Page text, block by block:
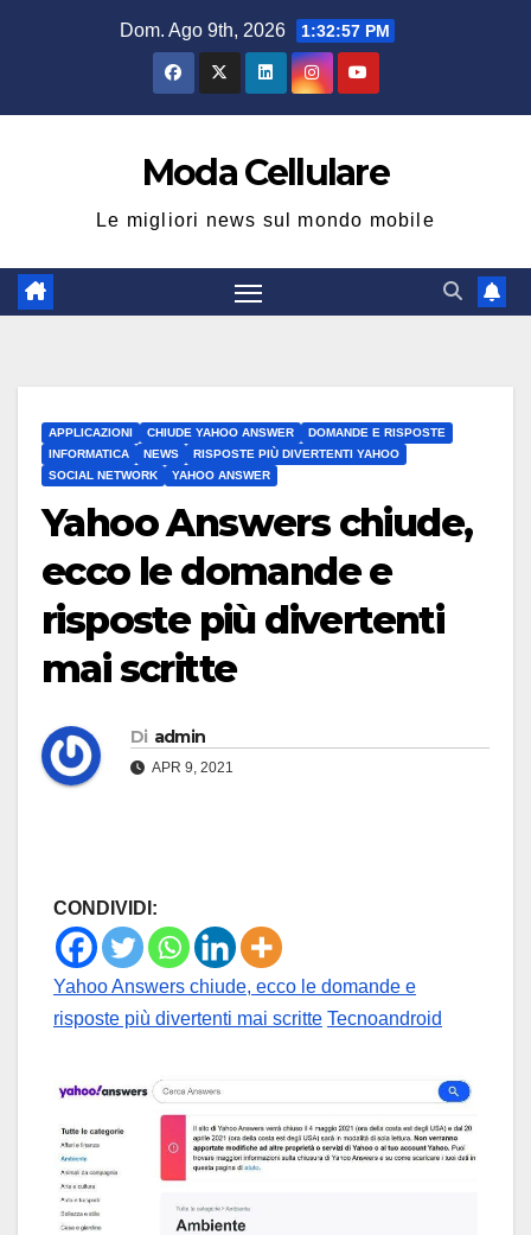
Dom. Ago 9th, 2026 1:32:58 PM
Moda Cellulare
Le migliori news sul mondo mobile
APPLICAZIONI CHIUDE YAHOO ANSWER
DOMANDE E RISPOSTE
INFORMATICA
NEWS
RISPOSTE PIÙ DIVERTENTI YAHOO
SOCIAL NETWORK
YAHOO ANSWER
Yahoo Answers chiude,
ecco le domande e
risposte più divertenti
mai scritte
Di admin
APR 9, 2021
CONDIVIDI:
Yahoo Answers chiude, ecco le domande e
risposte più divertenti mai scritte Tecnoandroid